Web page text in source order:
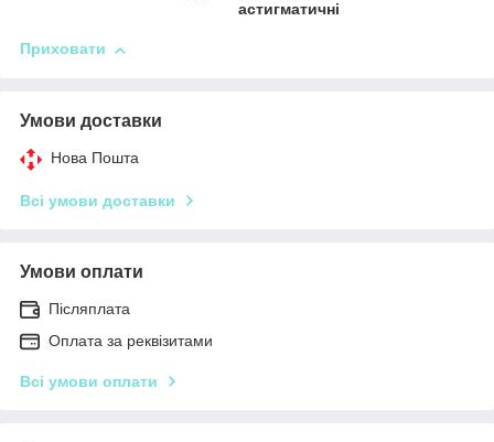
астигматичні
Приховати
Умови доставки
Нова Пошта
Всі умови доставки
Умови оплати
Післяплата
Оплата за реквізитами
Всі умови оплати